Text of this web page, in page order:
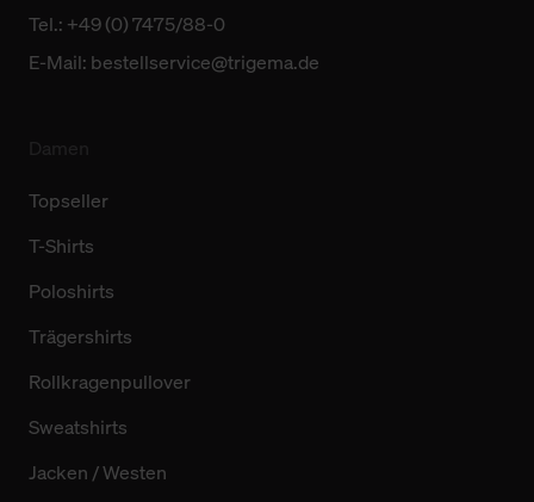
Tel.: +49 (0) 7475/88-0
E-Mail: bestellservice@trigema.de
Topseller
T-Shirts
Poloshirts
Trägershirts
Rollkragenpullover
Sweatshirts
Jacken / Westen